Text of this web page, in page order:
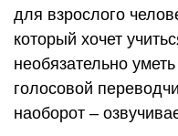
для взрослого
который хочет
необязательно
голосовой
наоборот –